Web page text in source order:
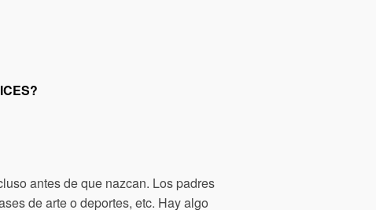
antes de que nazcan. Los padres
de arte o deportes, etc. Hay algo